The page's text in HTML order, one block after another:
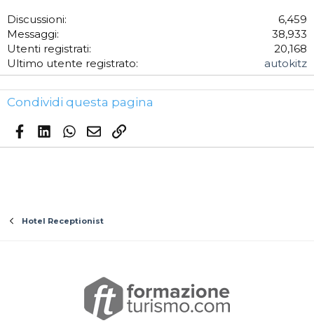
Discussioni
6,459
Messaggi
38,933
Utenti registrati
20,168
Ultimo utente registrato
autokitz
Condividi questa pagina
FacebookLinkedIn
WhatsApp
EmailLink
Hotel Receptionist